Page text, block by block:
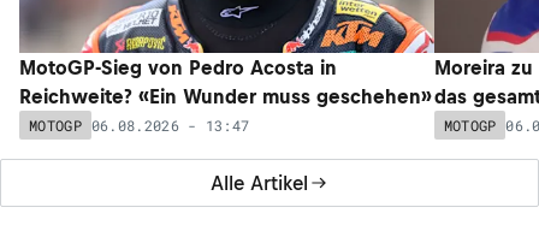
Alle Artikel
MotoGP-Sieg von Pedro Acosta in
Reichweite? «Ein Wunder muss geschehen»
MOTOGP 06.08.2026 - 13:47
Moreira
das
MOTOGP